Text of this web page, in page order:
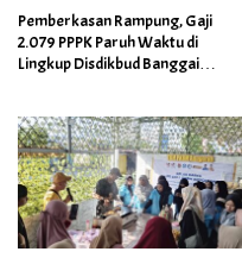
Pemberkasan Rampung, Gaji
2.079 PPPK Paruh Waktu di
Lingkup Disdikbud Banggai